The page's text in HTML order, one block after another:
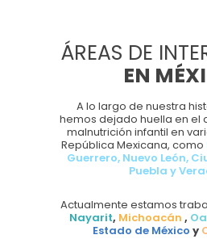
ÁREAS DE
EN
A lo largo de nuestra
hemos dejado huella en el
malnutrición infantil en
República Mexicana, como
Guerrero, Nuevo León,
Puebla y
Actualmente estamos
Nayarit, Michoacán ,
Estado de México y